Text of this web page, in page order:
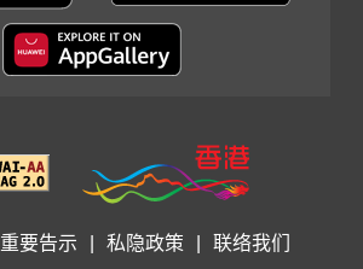
重要告示 私隐政策 联络我们